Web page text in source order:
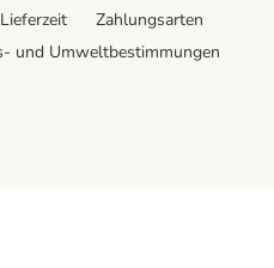
Zahlungsarten
und Umweltbestimmungen